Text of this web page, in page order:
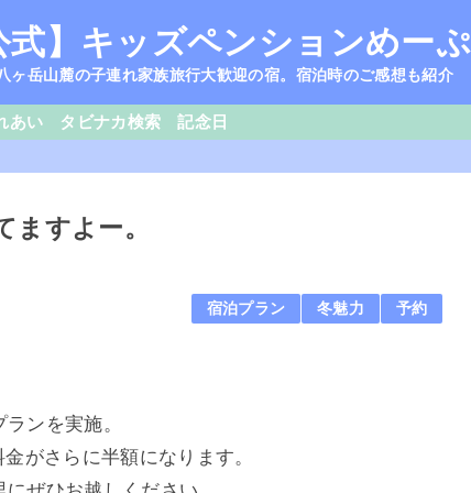
式】キッズペンションめー
ヶ岳山麓の子連れ家族旅行大歓迎の宿。宿泊時のご感想も紹介
あい タビナカ検索 記念日
ますよー。
宿泊プラン 冬魅力 予約
ンを実施。
がさらに半額になります。